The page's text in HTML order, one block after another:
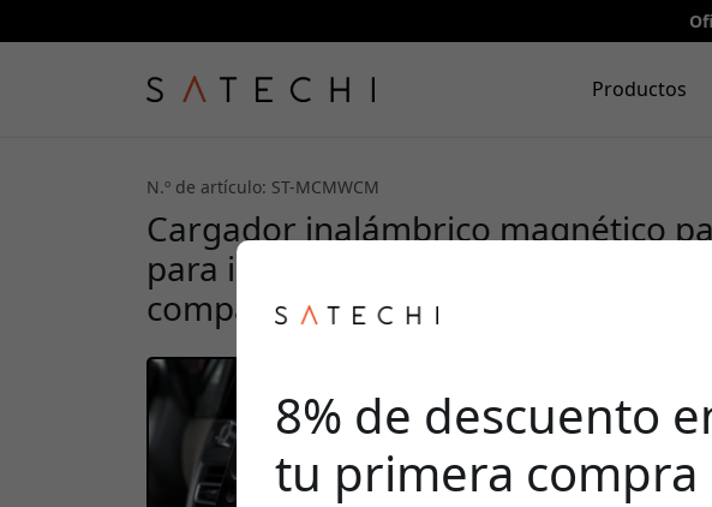
Productos
N.º de artículo: ST-MCMWCM
Cargador inalámbrico magnético
para iPhone, con carga Qi, cable
compatibilidad con fundas MagSafe
8% de descuento
tu primera compra